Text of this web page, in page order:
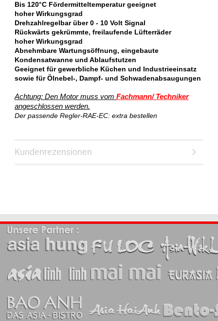
Bis 120°C Fördermitteltemperatur geeignet
hoher Wirkungsgrad
Drehzahlregelbar über 0 - 10 Volt Signal
Rückwärts gekrümmte, freilaufende Lüfterräder
hoher Wirkungsgrad
Abnehmbare Wartungsöffnung, eingebaute
Kondensatwanne und Ablaufstutzen
Geeignet für gewerbliche Küchen und Industrieeinsatz
sowie für Ölnebel-, Dampf- und Schwadenabsaugungen
Achtung: Den Motor muss vom Fachmann/ Techniker
angeschlossen werden.
Der passende Regler-RAE-EC: extra bestellen
Kundenrezensionen